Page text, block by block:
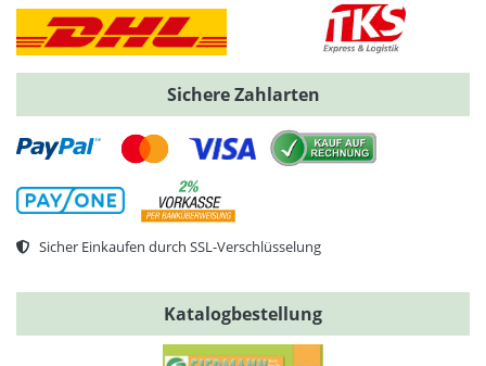
Sichere Zahlarten
Sicher Einkaufen durch SSL-Verschlüsselung
Katalogbestellung